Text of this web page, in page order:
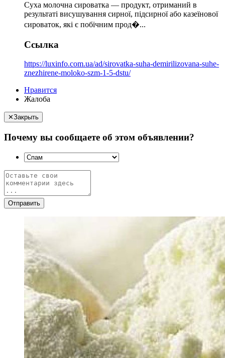
Суха молочна сироватка — продукт, отриманий в
результаті висушування сирної, підсирної або казеїнової
сироваток, які є побічним прод�...
Ссылка
https://luxinfo.com.ua/ad/sirovatka-suha-demirilizovana-suhe-
znezhirene-moloko-szm-1-5-dstu/
Нравится
Жалоба
✕Закрыть
Почему вы сообщаете об этом объявлении?
Отправить